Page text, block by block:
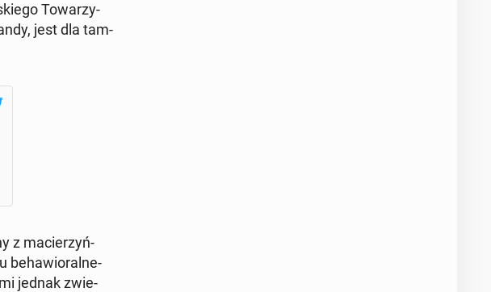
To­wa­rzy­
jest dla tam­
z ma­cie­rzyń­
be­ha­wio­ral­ne­
jednak zwie­